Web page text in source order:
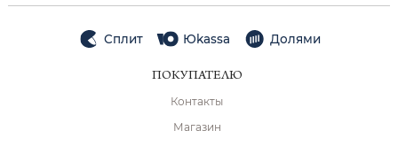
Сплит Юkassa Долями
ПОКУПАТЕЛЮ
Контакты
Магазин